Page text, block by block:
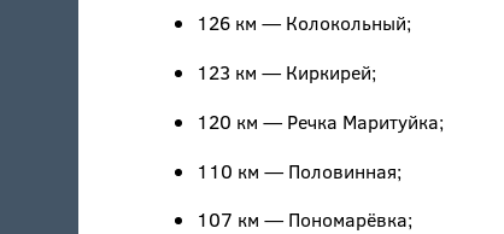
126 км — Колокольный;
123 км — Киркирей;
120 км — Речка Маритуйка;
110 км — Половинная;
107 км — Пономарёвка;